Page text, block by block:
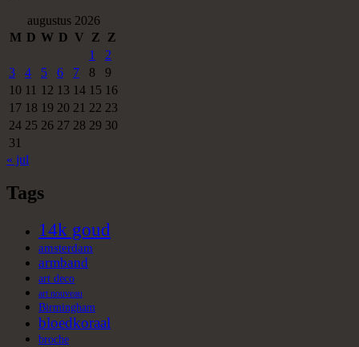
augustus 2026
M D W D V Z
Z
1
2
3
4 5 6 7 8
9
10 11 12 13 14 15 16
17 18 19 20 21 22 23
24 25 26 27 28 29 30
31
« jul
Tags
14k goud
amsterdam
armband
art deco
art nouveau
Birmingham
bloedkoraal
broche